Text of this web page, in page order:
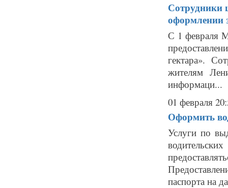
Сотрудники
оформлении
С 1 февраля
гектара».
жителям
информаци...
01 февраля
Оформить
Услуги по
паспорта на